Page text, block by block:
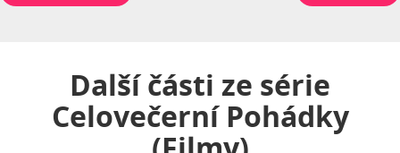
Další části ze série
Celovečerní Pohádky